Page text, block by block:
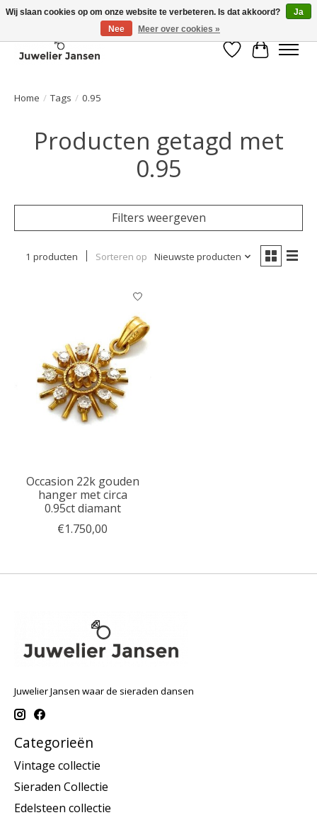
Verlanglijst
Home / Tags / 0.95
Producten getagd met
0.95
Filters weergeven
1 producten Sorteren op Nieuwste producten
Occasion 22k gouden
hanger met circa
0.95ct diamant
€1.750,00
Juwelier Jansen waar de sieraden dansen
Categorieën
Vintage collectie
Sieraden Collectie
Edelsteen collectie
Wij slaan cookies op om onze website te verbeteren. Is dat akkoord?
Ja
Nee
Meer over cookies »